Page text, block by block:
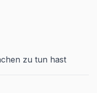
zu tun hast